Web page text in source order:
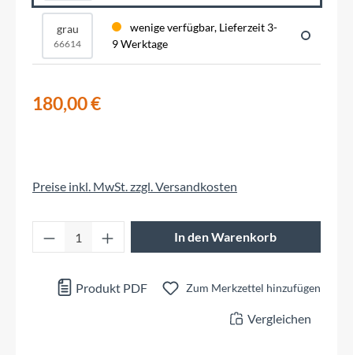
grau
66614
wenige verfügbar, Lieferzeit 3-
9 Werktage
180,00 €
Preise inkl. MwSt. zzgl. Versandkosten
Produkt Anzahl: Gib den gewünschten
In den Warenkorb
Produkt PDF Zum Merkzettel hinzufügen
Vergleichen